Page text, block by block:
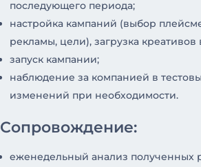
последующего периода;
настройка кампаний (выбор
рекламы, цели), загрузка
запуск кампании;
наблюдение за компанией в
изменений при необходимости.
Сопровождение:
еженедельный анализ полученных